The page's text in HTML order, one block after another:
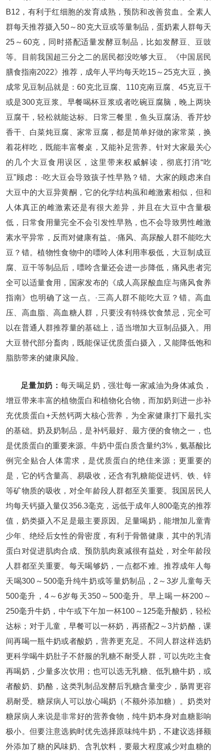
B12，有利于红细胞的发育成熟，预防和改善贫血。全素人
群每天推荐摄入50～80克大豆或等量制品，蛋奶素人群每天
25～60克，同时搭配适量发酵豆制品，比如发酵豆、豆豉
等。目前我国超三分之二的居民都没吃够大豆。《中国居民
膳食指南2022》推荐，成年人平均每天吃15～25克大豆，换
成常见豆制品就是：60克北豆腐、110克南豆腐、45克豆干
或是300克豆浆。早餐喝杯豆浆或者吃碗豆腐脑，晚上两块
豆腐干，轻松就能达标。日常三餐里，鱼头豆腐汤、香芹炒
香干、白菜炖豆腐、家常豆腐，都是简单好做的家常菜，换
着花样吃，既能丰富餐桌，又能补足营养。针对大家最关心
的几个大豆食用误区，这里带来权威解读，彻底打消“吃
豆”顾虑：·吃大豆会导致孩子性早熟？错。大家的顾虑来自
大豆中的大豆异黄酮，它的化学结构虽和雌激素相似，但和
人体真正的雌激素还是有很大差异，并且在大豆中含量极
低，日常食用量完全不会引发性早熟，也不会导致男性雌激
素水平异常，反而对健康有益。·痛风、高尿酸人群不能吃大
豆？错。植物性食物中的嘌呤人体利用率极低，大豆制成豆
腐、豆干等制品后，嘌呤含量还会进一步降低，痛风患者完
全可以适量食用，国家发布的《成人高尿酸血症与痛风食养
指南》也明确了这一点。·三高人群不能吃大豆？错。高血
压、高血脂、高血糖人群，只要没有特殊饮食禁忌，完全可
以在普通人群推荐量的基础上，适当增加大豆制品摄入。用
大豆替代部分畜肉，既能保证优质蛋白摄入，又能降低饱和
脂肪带来的健康风险。
足量加奶： 每天喝足奶，强壮每一家减油为身体减负，
增豆带来丰富的植物蛋白和植物化合物，而加奶则进一步补
充优质蛋白+天然钙两大核心营养，为全家健康打下最扎实
的基础。奶及奶制品，是补钙最好、最方便的食物之一，也
是优质蛋白的重要来源。牛奶中蛋白质含量约3%，氨基酸比
例完全贴合人体需求，是优质蛋白的绝佳来源；更重要的
是，它的钙含量高、易吸收，还含有乳糖能促进钙、铁、锌
等矿物质的吸收，对全年龄段人群都至关重要。我国居民人
均每天钙摄入量仅356.3毫克，远低于成年人800毫克的推荐
值，奶类摄入不足是最主要原因。足量喝奶，能增加儿童青
少年、绝经后女性的骨密度，有利于骨骼健康，其中的乳清
蛋白对促进肌肉合成、预防肌肉衰减很有益处，对全年龄段
人群都至关重要。每天喝够奶，一点都不难。推荐成年人每
天喝300～500毫升纯牛奶或等量奶制品，2～3岁儿童每天
500毫升，4～6岁每天350～500毫升。早上喝一杯200～
250毫升牛奶，中午或下午加一杯100～125毫升酸奶，轻松
达标；对于儿童，早餐可以一杯奶，再搭配2～3片奶酪，课
间再喝一瓶牛奶或者酸奶，营养更充足。不同人群这样选奶
更科学喝牛奶肚子不舒服的乳糖不耐受人群，可以先吃主食
再喝奶，少量多次饮用；也可以选无乳糖、低乳糖牛奶，或
者酸奶、奶酪，这类乳制品发酵后乳糖含量变少，肠胃更容
易耐受。糖尿病人可以放心喝奶（不额外添加糖）。奶类对
糖尿病人来说是非常好的营养食物，纯牛奶本身对血糖影响
极小。但要注意选购时优先选择原味纯牛奶，不建议选择额
外添加了糖的风味奶、含乳饮料，要最大程度减少对血糖的